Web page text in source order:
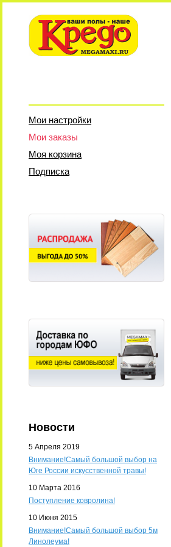
Мои настройки
Мои заказы
Моя корзина
Подписка
Новости
5 Апреля 2019
Внимание!Самый большой выбор на
Юге России искусственной травы!
10 Марта 2016
Поступление ковролина!
10 Июня 2015
Внимание!Самый большой выбор 5м
Линолеума!